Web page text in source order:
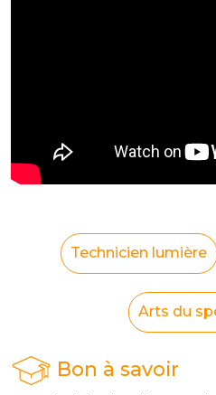
Technicien lumière
Arts du
Bon à savoir